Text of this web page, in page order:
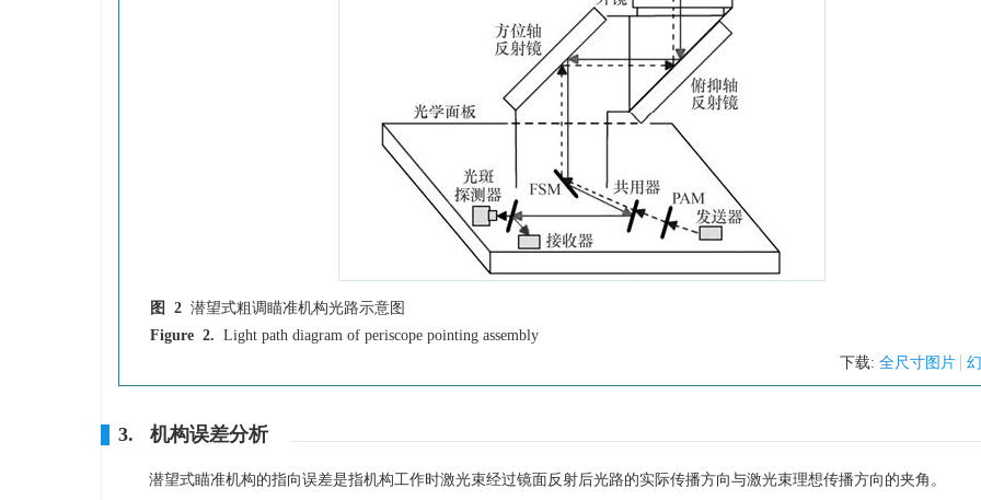
图 2 潜望式粗调瞄准机构光路示意图
Figure 2. Light path diagram of periscope pointing assembly
下载: 全尺寸图片
3. 机构误差分析
潜望式瞄准机构的指向误差是指机构工作时激光束经过镜面反射后光路的实际传播方向与激光束理想传播方向的夹角。